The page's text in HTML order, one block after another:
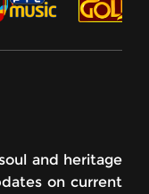
and heritage
on current